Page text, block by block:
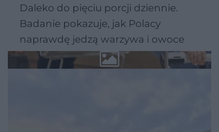
Daleko do pięciu porcji dziennie.
Badanie pokazuje, jak Polacy
naprawdę jedzą warzywa i owoce